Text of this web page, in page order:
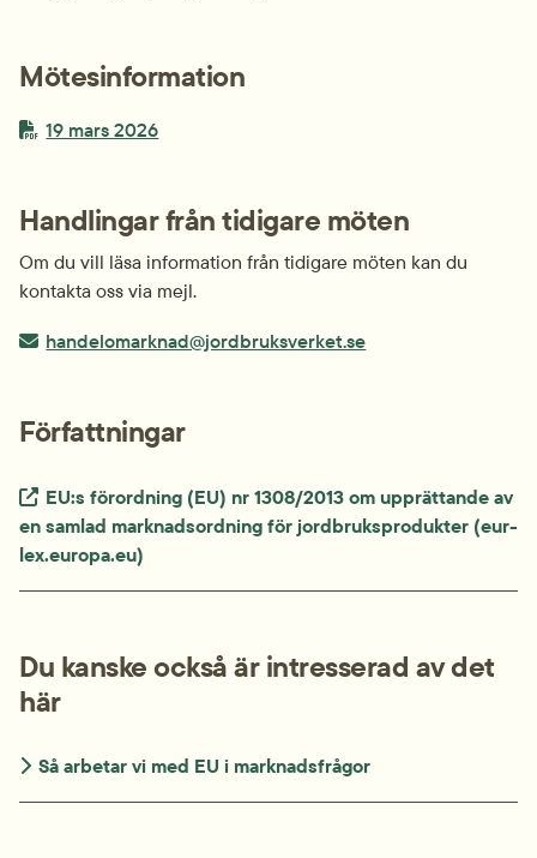
Mötesinformation
PDF-fil.
19 mars 2026pdf, 125.6 kB.
Handlingar från tidigare möten
Om du vill läsa information från tidigare möten kan du
kontakta oss via mejl.
E-post:
handelomarknad@jordbruksverket.se
Författningar
Extern länk.
EU:s förordning (EU) nr 1308/2013 om upprättande av
en samlad marknadsordning för jordbruksprodukter (eur-
lex.europa.eu)
Du kanske också är intresserad av det
här
Så arbetar vi med EU i marknadsfrågor